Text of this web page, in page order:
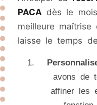
PACA dès le
meilleure
laisse le temps
avons de
affiner les